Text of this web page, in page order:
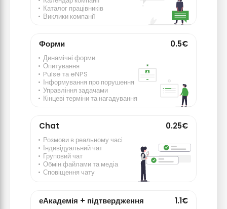
Каталог працівників
Виклики компанії
Форми 0.5€
Динамічні форми
Опитування
Pulse та eNPS
Інформування про порушення
Управління задачами
Кінцеві терміни та нагадування
Chat 0.25€
Розмови в реальному часі
Індивідуальний чат
Груповий чат
Обмін файлами та медіа
Сповіщення чату
еАкадемія + підтвердження 1.1€